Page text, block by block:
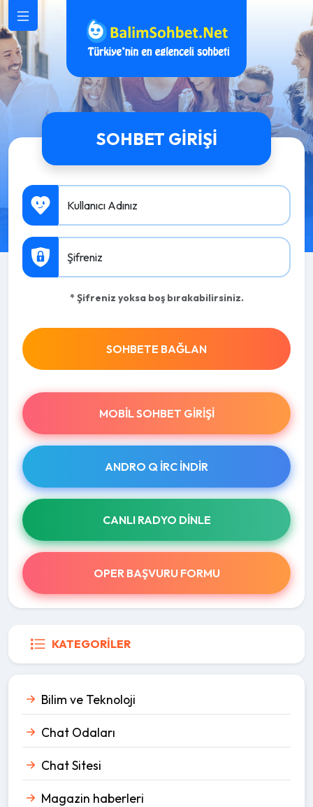
SOHBET GIRIŞI
Kullanıcı Adınız
Şifreniz
* Şifreniz yoksa boş bırakabilirsiniz.
SOHBETE BAĞLAN
MOBIL SOHBET GIRIŞI
ANDRO Q İRC INDIR
CANLI RADYO DINLE
OPER BAŞVURU FORMU
KATEGORILER
Bilim ve Teknoloji
Chat Odaları
Chat Sitesi
Magazin haberleri